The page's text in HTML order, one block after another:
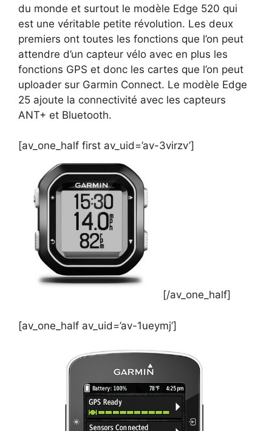
du monde et surtout le modèle Edge 520 qui
est une véritable petite révolution. Les deux
premiers ont toutes les fonctions que l’on peut
attendre d’un capteur vélo avec en plus les
fonctions GPS et donc les cartes que l’on peut
uploader sur Garmin Connect. Le modèle Edge
25 ajoute la connectivité avec les capteurs
ANT+ et Bluetooth.
[av_one_half first av_uid=’av-3virzv’]
[/av_one_half]
[av_one_half av_uid=’av-1ueymj’]